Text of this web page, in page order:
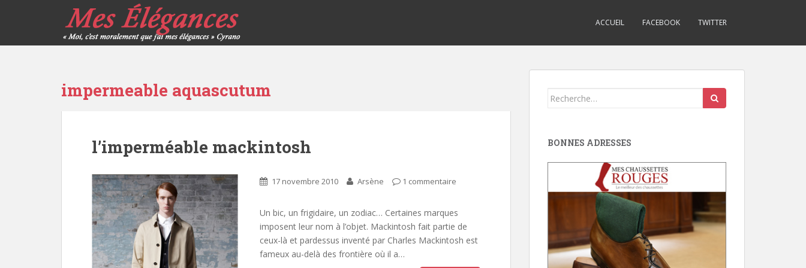
ACCUEIL FACEBOOK TWITTER
impermeable aquascutum
l’imperméable mackintosh
17 novembre 2010 Arsène 1 commentaire
Un bic, un frigidaire, un zodiac… Certaines marques
imposent leur nom à l’objet. Mackintosh fait partie de
ceux-là et pardessus inventé par Charles Mackintosh est
fameux au-delà des frontière où il a…
Search
BONNES ADRESSES